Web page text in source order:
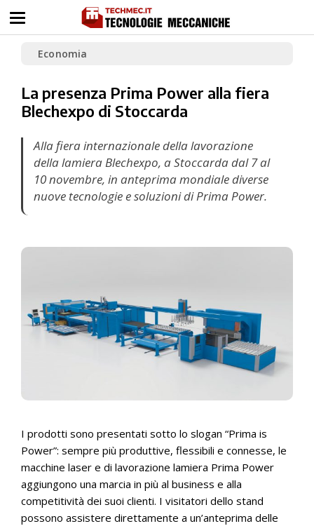
Economia
La presenza Prima Power alla fiera
Blechexpo di Stoccarda
Alla fiera internazionale della lavorazione
della lamiera Blechexpo, a Stoccarda dal 7 al
10 novembre, in anteprima mondiale diverse
nuove tecnologie e soluzioni di Prima Power.
I prodotti sono presentati sotto lo slogan “Prima is
Power”: sempre più produttive, flessibili e connesse, le
macchine laser e di lavorazione lamiera Prima Power
aggiungono una marcia in più al business e alla
competitività dei suoi clienti. I visitatori dello stand
possono assistere direttamente a un’anteprima delle